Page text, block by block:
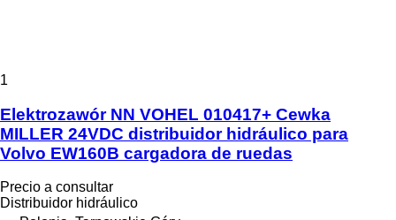
1
Elektrozawór NN VOHEL 010417+ Cewka
MILLER 24VDC distribuidor hidráulico para
Volvo EW160B cargadora de ruedas
Precio a consultar
Distribuidor hidráulico